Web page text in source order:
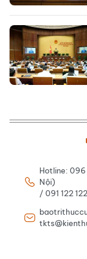
Hotline:
Nội)
/ 091 122